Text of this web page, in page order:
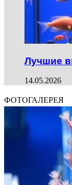
Лучшие
14.05.2026
ФОТОГАЛЕРЕЯ